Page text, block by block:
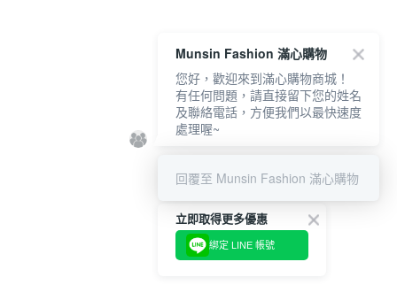
立即取得更多優惠
綁定 LINE 帳號
Munsin Fashion 滿心購物
您好，歡迎來到滿心購物商城！
有任何問題，請直接留下您的姓名
及聯絡電話，方便我們以最快速度
處理喔~
回覆至 Munsin Fashion 滿心購物